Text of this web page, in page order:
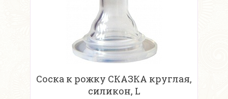
Соска к рожку СКАЗКА круглая,
силикон, L